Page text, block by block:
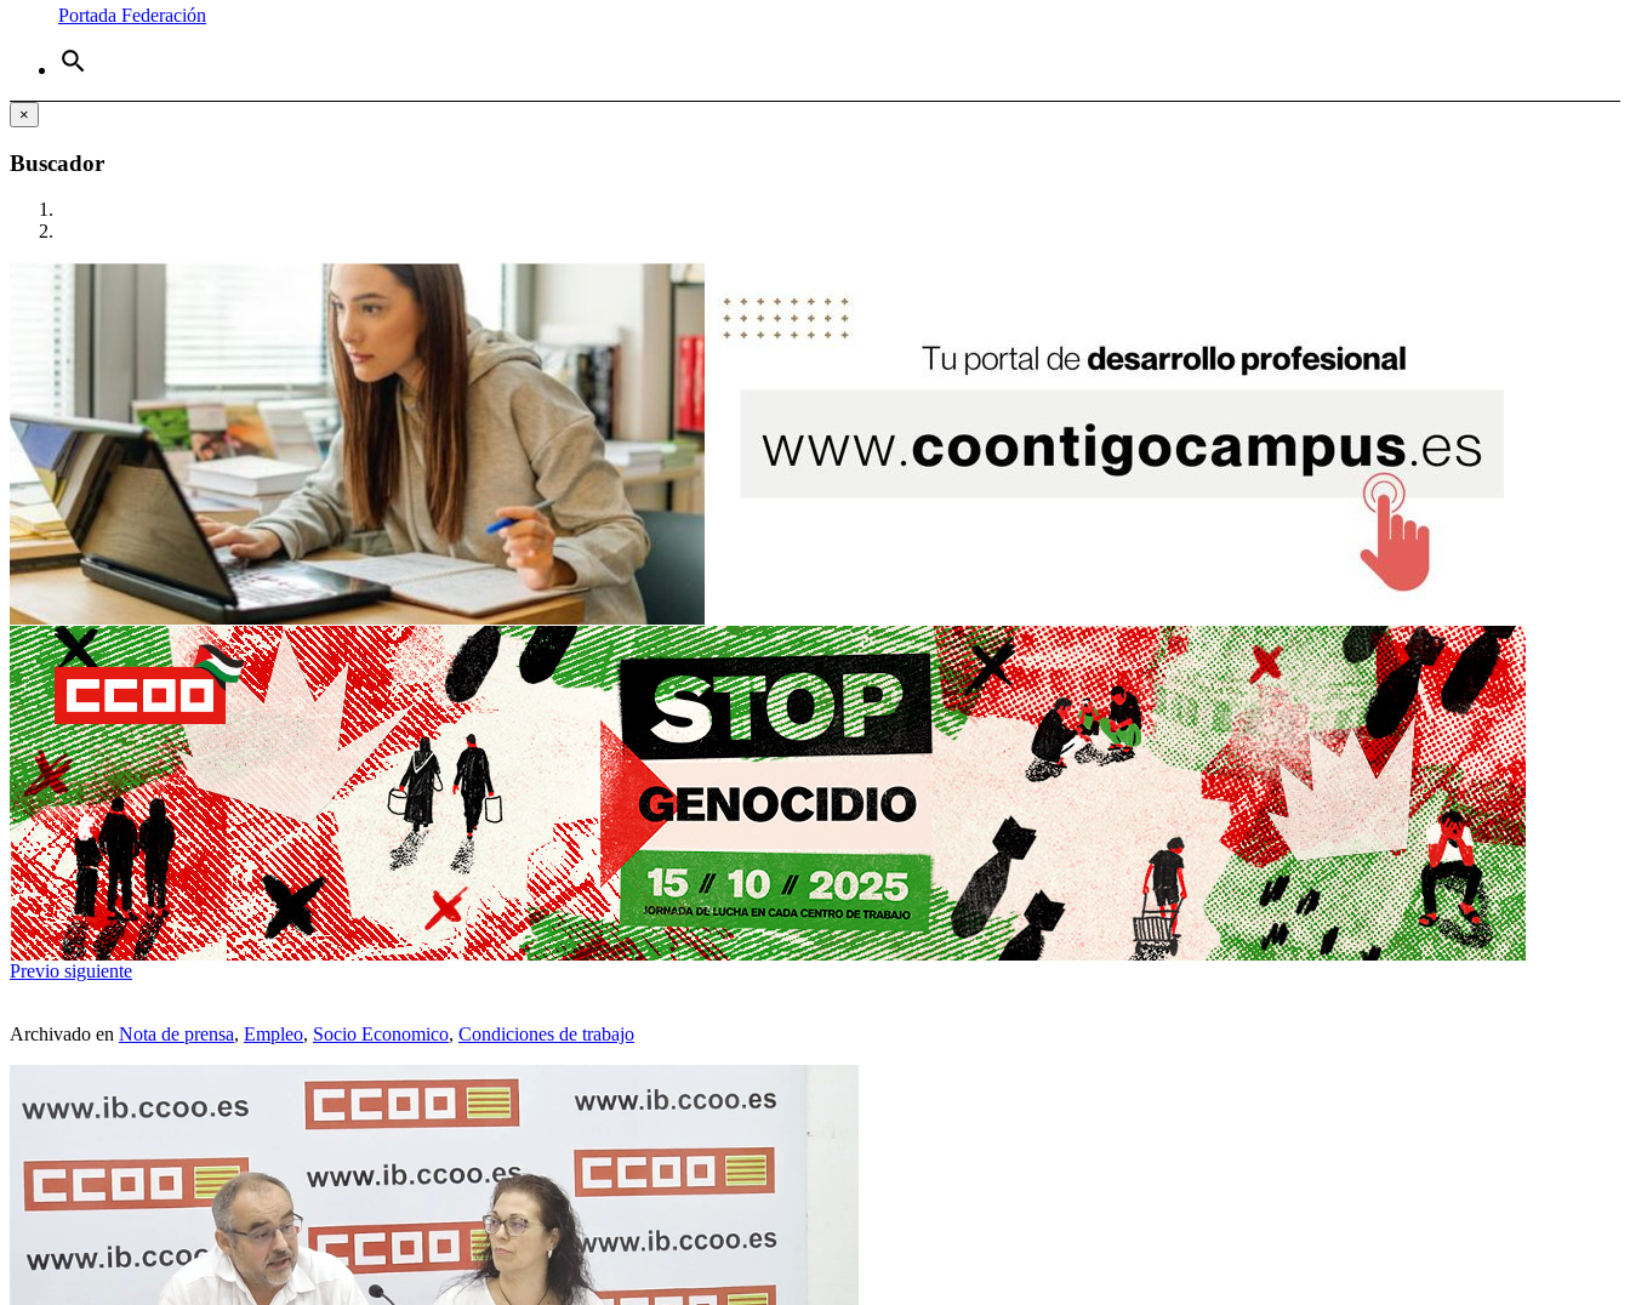
Portada Federación
search
×
Buscador
Previo siguiente
Archivado en Nota de prensa, Empleo, Socio Economico, Condiciones de trabajo